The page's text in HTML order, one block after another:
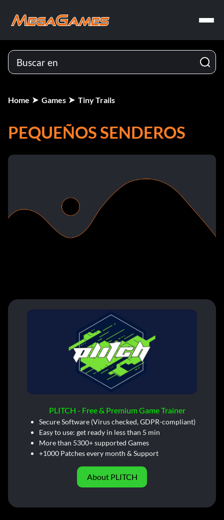
Home Games Tiny Trails
PEQUEÑOS SENDEROS
PLITCH - Free & Premium Game Trainer
Secure Software (Virus checked, GDPR-compliant)
Easy to use: get ready in less than 5 min
More than 5300+ supported Games
+1000 Patches every month & Support
About PLITCH